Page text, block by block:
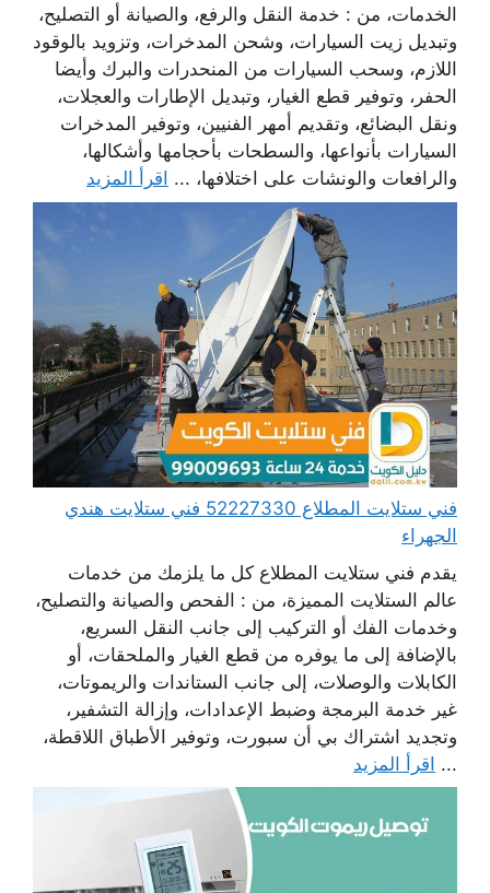
الخدمات، من : خدمة النقل والرفع، والصيانة أو التصليح،
وتبديل زيت السيارات، وشحن المدخرات، وتزويد بالوقود
اللازم، وسحب السيارات من المنحدرات والبرك وأيضا
الحفر، وتوفير قطع الغيار، وتبديل الإطارات والعجلات،
ونقل البضائع، وتقديم أمهر الفنيين، وتوفير المدخرات
السيارات بأنواعها، والسطحات بأحجامها وأشكالها،
والرافعات والونشات على اختلافها، ... اقرأ المزيد
فني ستلايت المطلاع 52227330 فني ستلايت هندي
الجهراء
يقدم فني ستلايت المطلاع كل ما يلزمك من خدمات
عالم الستلايت المميزة، من : الفحص والصيانة والتصليح،
وخدمات الفك أو التركيب إلى جانب النقل السريع،
بالإضافة إلى ما يوفره من قطع الغيار والملحقات، أو
الكابلات والوصلات، إلى جانب الستاندات والريموتات،
غير خدمة البرمجة وضبط الإعدادات، وإزالة التشفير،
وتجديد اشتراك بي أن سبورت، وتوفير الأطباق اللاقطة،
... اقرأ المزيد